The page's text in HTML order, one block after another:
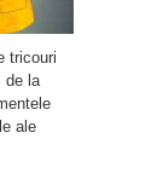
tricouri
de la
ale